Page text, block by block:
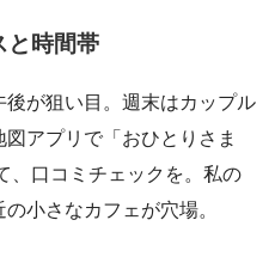
と時間帯
が狙い目。週末はカップル
アプリで「おひとりさま
、口コミチェックを。私の
小さなカフェが穴場。